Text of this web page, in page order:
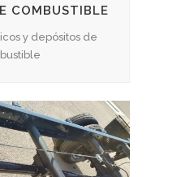
COMBUSTIBLE
y depósitos de